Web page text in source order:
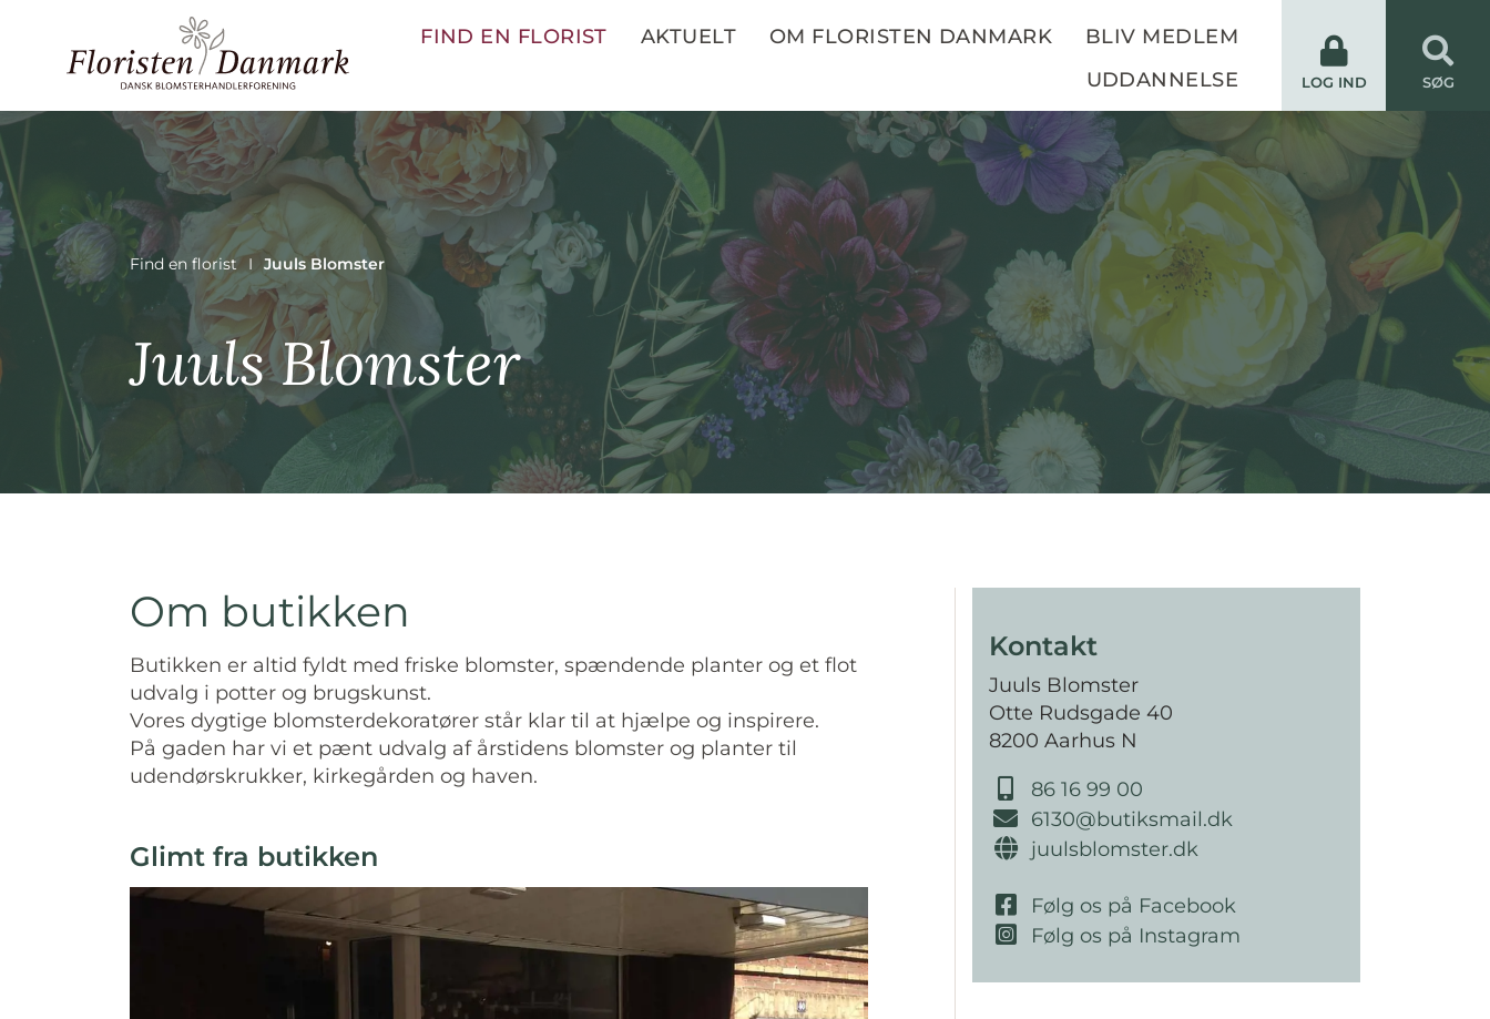
FIND EN FLORIST AKTUELT OM FLORISTEN DANMARK
BLIV MEDLEM
UDDANNELSE
LOG IND SØG
Find en florist Juuls Blomster
Juuls Blomster
Om butikken
Butikken er altid fyldt med friske blomster, spændende planter og et flot
udvalg i potter og brugskunst.
Vores dygtige blomsterdekoratører står klar til at hjælpe og inspirere.
På gaden har vi et pænt udvalg af årstidens blomster og planter til
udendørskrukker, kirkegården og haven.
Glimt fra butikken
Kontakt
Juuls Blomster
Otte Rudsgade 40
8200 Aarhus N
86 16 99 00
6130@butiksmail.dk
juulsblomster.dk
Følg os på Facebook
Følg os på Instagram